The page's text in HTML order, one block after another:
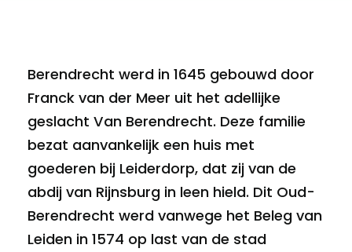
Berendrecht werd in 1645 gebouwd door
Franck van der Meer uit het adellijke
geslacht Van Berendrecht. Deze familie
bezat aanvankelijk een huis met
goederen bij Leiderdorp, dat zij van de
abdij van Rijnsburg in leen hield. Dit Oud-
Berendrecht werd vanwege het Beleg van
Leiden in 1574 op last van de stad